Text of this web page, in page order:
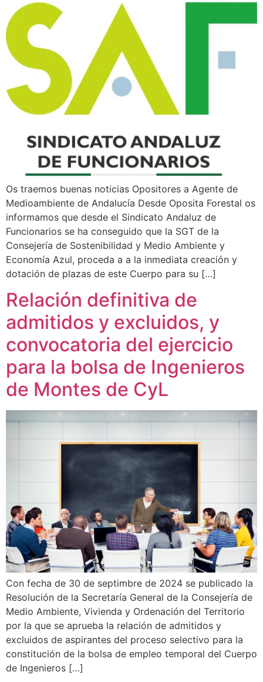
Os traemos buenas noticias Opositores a Agente de
Medioambiente de Andalucía Desde Oposita Forestal os
informamos que desde el Sindicato Andaluz de
Funcionarios se ha conseguido que la SGT de la
Consejería de Sostenibilidad y Medio Ambiente y
Economía Azul, proceda a a la inmediata creación y
dotación de plazas de este Cuerpo para su […]
Relación definitiva de
admitidos y excluidos, y
convocatoria del ejercicio
para la bolsa de Ingenieros
de Montes de CyL
Con fecha de 30 de septimbre de 2024 se publicado la
Resolución de la Secretaría General de la Consejería de
Medio Ambiente, Vivienda y Ordenación del Territorio
por la que se aprueba la relación de admitidos y
excluidos de aspirantes del proceso selectivo para la
constitución de la bolsa de empleo temporal del Cuerpo
de Ingenieros […]